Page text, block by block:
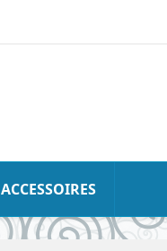
ACCESSOIRES